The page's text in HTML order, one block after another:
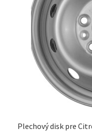
Plechový disk pre